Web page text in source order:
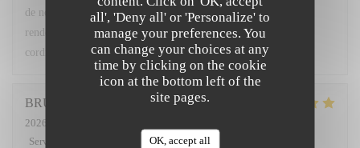
all', 'Deny all' or 'Personalize' to
manage your preferences. You
can change your choices at any
time by clicking on the cookie
icon at the bottom left of the
site pages.
OK, accept all
de notre mieux pour que vos fameux pots de beurre soient au
rendez-vous ! 😉 À très bientôt au restaurant L'Opale. Bien
cordialement, L. Fornaro Maitre d'hôtel
BRUNO
2026-07-25
Service
/5 Food: 5/5 Value